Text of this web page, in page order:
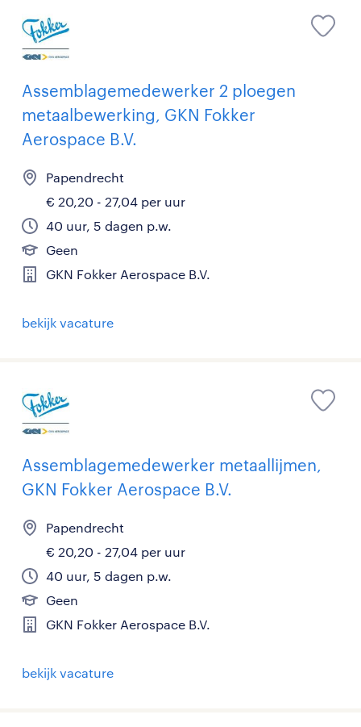
Assemblagemedewerker 2 ploegen
metaalbewerking, GKN Fokker
Aerospace B.V.
Papendrecht
€ 20,20 - 27,04 per uur
40 uur, 5 dagen p.w.
Geen
GKN Fokker Aerospace B.V.
bekijk vacature
Assemblagemedewerker metaallijmen,
GKN Fokker Aerospace B.V.
Papendrecht
€ 20,20 - 27,04 per uur
40 uur, 5 dagen p.w.
Geen
GKN Fokker Aerospace B.V.
bekijk vacature